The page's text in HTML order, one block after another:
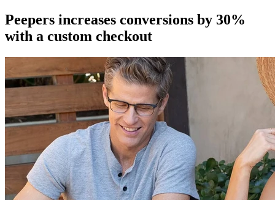
Peepers increases conversions by 30%
with a custom checkout